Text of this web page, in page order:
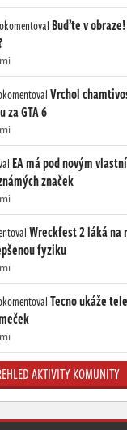
okomentoval Buďte v
Vrchol
GTA 6
EA má pod novým
značek
Wreckfest 2 láká
fyziku
Tecno ukáže
AKTIVITY KOMUNITY